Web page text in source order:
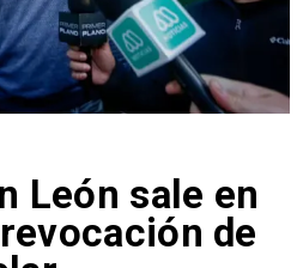
León sale en
de